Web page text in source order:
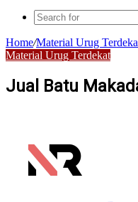
Home/Material Urug
Material Urug Terdekat
Jual Batu